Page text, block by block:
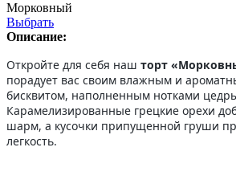
Морковный
Выбрать
Описание:
Откройте для себя наш торт
порадует вас своим влажным и
бисквитом, наполненным нотками
Карамелизированные грецкие орехи
шарм, а кусочки припущенной груши
легкость.